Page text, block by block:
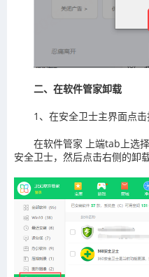
二、在软件管家卸载
1、在安全卫士主界面点击
在软件管家 上端tab上选
安全卫士，然后点击右侧的卸